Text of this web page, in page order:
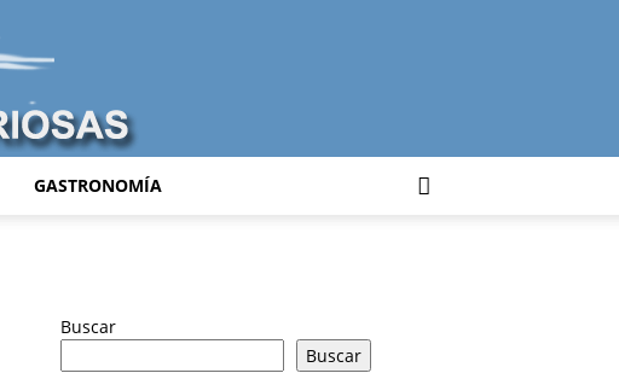
GASTRONOMÍA
Buscar
Buscar